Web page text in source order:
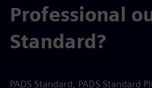
Professional
Standard?
PADS Standard, PADS Standard